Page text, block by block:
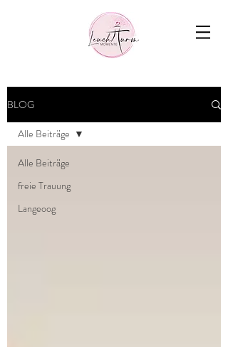
Blog
BLOG
Alle Beiträge
freie Trauung
Langeoog
Alle Beiträge